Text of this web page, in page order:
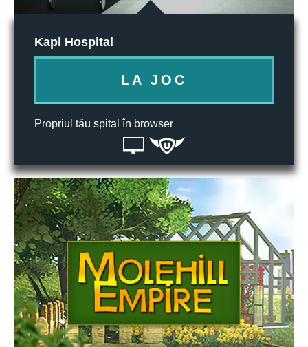
Kapi Hospital
LA JOC
Propriul tău spital în browser